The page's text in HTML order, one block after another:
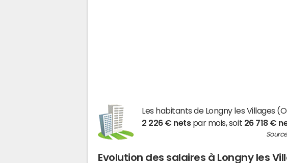
Les habitants de Longny les Villages
2 226 € netspar mois, soit 26 718 €
Evolution des salaires à Longny les